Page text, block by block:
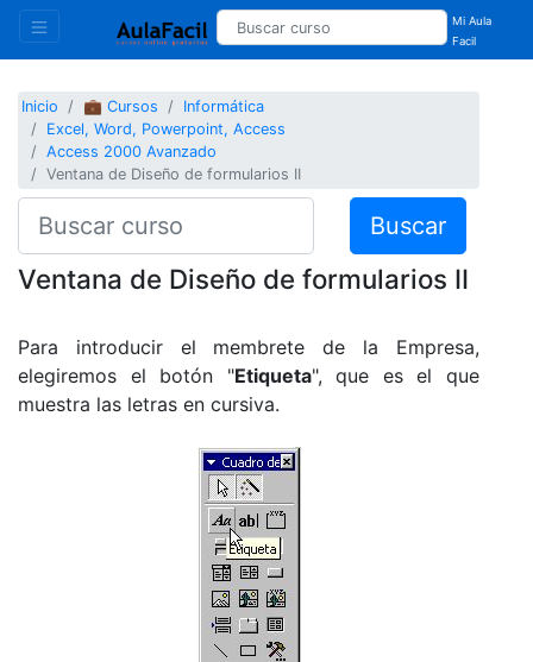
Mi Aula
Facil
Inicio 💼 Cursos
Informática
Excel, Word, Powerpoint, Access
Access 2000 Avanzado
Ventana de Diseño de formularios II
Buscar
Ventana de Diseño de formularios II
Para introducir el membrete de la Empresa,
elegiremos el botón "Etiqueta", que es el que
muestra las letras en cursiva.